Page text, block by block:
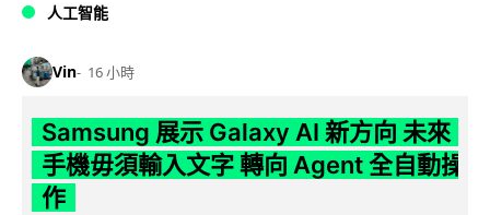
人工智能
Vin 16 小時
Samsung 展示 Galaxy AI 新方向 未來
手機毋須輸入文字 轉向 Agent 全自動操
作